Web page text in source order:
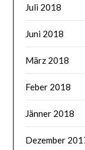
Juli 2018
Juni 2018
März 2018
Feber 2018
Jänner 2018
Dezember